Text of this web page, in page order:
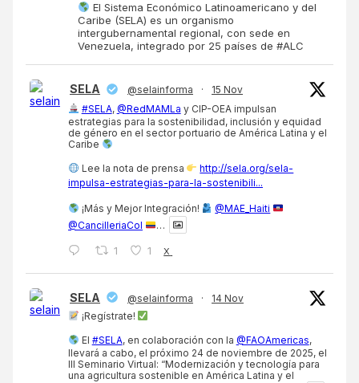
El Sistema Económico Latinoamericano y del
Caribe (SELA) es un organismo
intergubernamental regional, con sede en
Venezuela, integrado por 25 países de #ALC
SELA @selainforma ·
15 Nov
#SELA, @RedMAMLa y CIP-OEA impulsan
estrategias para la sostenibilidad, inclusión y equidad
de género en el sector portuario de América Latina y el
Caribe
Lee la nota de prensa
http://sela.org/sela-
impulsa-estrategias-para-la-sostenibili...
¡Más y Mejor Integración!
@MAE_Haiti
@CancilleriaCol
…
1 1 X
SELA @selainforma ·
14 Nov
¡Regístrate!
El #SELA, en colaboración con la @FAOAmericas,
llevará a cabo, el próximo 24 de noviembre de 2025, el
III Seminario Virtual: “Modernización y tecnología para
una agricultura sostenible en América Latina y el